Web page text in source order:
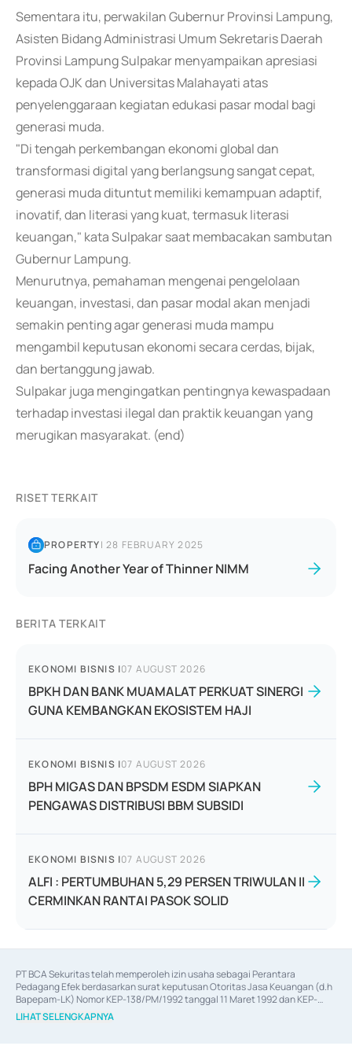
Sementara itu, perwakilan Gubernur Provinsi Lampung,
Asisten Bidang Administrasi Umum Sekretaris Daerah
Provinsi Lampung Sulpakar menyampaikan apresiasi
kepada OJK dan Universitas Malahayati atas
penyelenggaraan kegiatan edukasi pasar modal bagi
generasi muda.
"Di tengah perkembangan ekonomi global dan
transformasi digital yang berlangsung sangat cepat,
generasi muda dituntut memiliki kemampuan adaptif,
inovatif, dan literasi yang kuat, termasuk literasi
keuangan," kata Sulpakar saat membacakan sambutan
Gubernur Lampung.
Menurutnya, pemahaman mengenai pengelolaan
keuangan, investasi, dan pasar modal akan menjadi
semakin penting agar generasi muda mampu
mengambil keputusan ekonomi secara cerdas, bijak,
dan bertanggung jawab.
Sulpakar juga mengingatkan pentingnya kewaspadaan
terhadap investasi ilegal dan praktik keuangan yang
merugikan masyarakat. (end)
RISET TERKAIT
PROPERTY|28 FEBRUARY 2025
Facing Another Year of Thinner NIMM
BERITA TERKAIT
EKONOMI BISNIS |07 AUGUST 2026
BPKH DAN BANK MUAMALAT PERKUAT SINERGI
GUNA KEMBANGKAN EKOSISTEM HAJI
EKONOMI BISNIS |07 AUGUST 2026
BPH MIGAS DAN BPSDM ESDM SIAPKAN
PENGAWAS DISTRIBUSI BBM SUBSIDI
EKONOMI BISNIS |07 AUGUST 2026
ALFI : PERTUMBUHAN 5,29 PERSEN TRIWULAN II
CERMINKAN RANTAI PASOK SOLID
PT BCA Sekuritas telah memperoleh izin usaha sebagai Perantara
Pedagang Efek berdasarkan surat keputusan Otoritas Jasa Keuangan (d.h
Bapepam-LK) Nomor KEP-138/PM/1992 tanggal 11 Maret 1992 dan KEP-
06/D.04/2014 tanggal 28 Februari 2014, izin usaha sebagai Penjamin Emisi
Efek berdasarkan surat keputusan Otoritas Jasa Keuangan Nomor KEP-
LIHAT SELENGKAPNYA